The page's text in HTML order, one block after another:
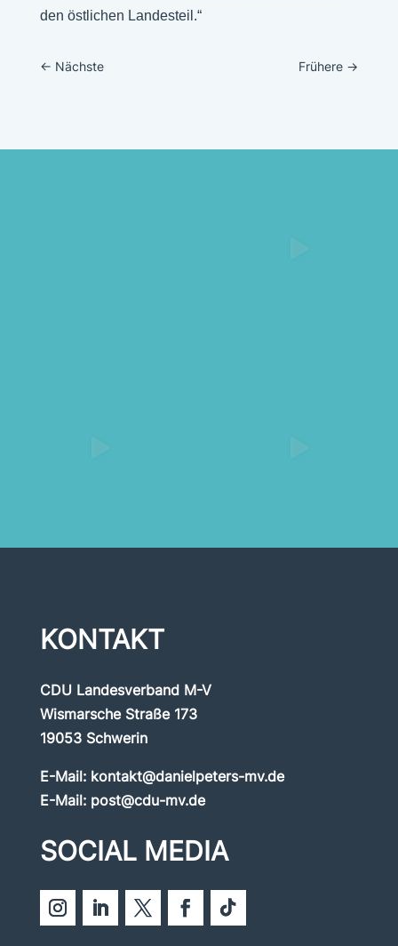
den östlichen Landesteil.“
← Nächste Frühere →
KONTAKT
CDU Landesverband M-V
Wismarsche Straße 173
19053 Schwerin
E-Mail: kontakt@danielpeters-mv.de
E-Mail: post@cdu-mv.de
SOCIAL MEDIA